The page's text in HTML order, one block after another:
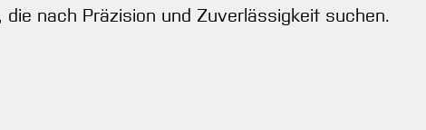
nach Präzision und Zuverlässigkeit suchen.